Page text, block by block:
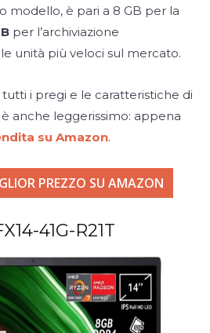
modello, è pari a 8 GB per la
per l’archiviazione
unità più veloci sul mercato.
i pregi e le caratteristiche di
anche leggerissimo: appena
su Amazon.
PREZZO SU AMAZON
41G-R21T